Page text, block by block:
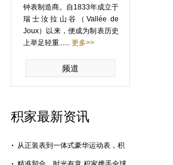
钟表制造商。自1833年成立于
瑞士汝拉山谷（Vallée de
Joux）以来，便成为制表历史
上举足轻重...... 更多>>
频道
积家最新资讯
从正装表到一体式豪华运动表，积